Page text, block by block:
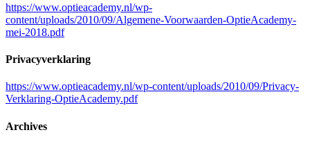
https://www.optieacademy.nl/wp-
content/uploads/2010/09/Algemene-Voorwaarden-OptieAcademy-
mei-2018.pdf
Privacyverklaring
https://www.optieacademy.nl/wp-content/uploads/2010/09/Privacy-
Verklaring-OptieAcademy.pdf
Archives